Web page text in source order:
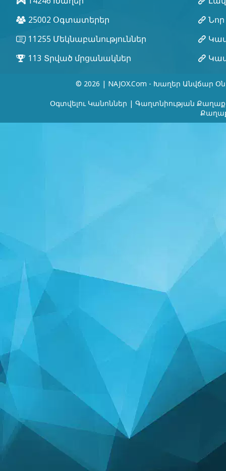
© 2026 | NAJOX.com - Խաղեր Անվճար
Օգտվելու Կանոններ | Գաղտնիության